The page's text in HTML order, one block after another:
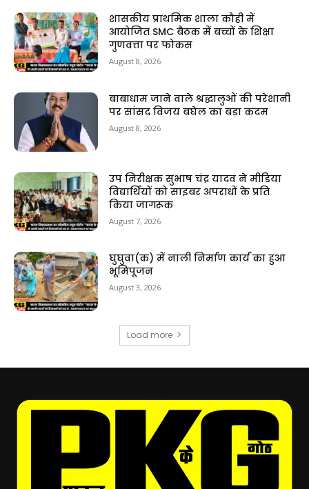
शासकीय प्राथमिक शाला कौही में
आयोजित SMC बैठक में बच्चों के शिक्षा
गुणवत्ता पर फोकस
August 8, 2026
बाबाधाम जाने वाले श्रद्धालुओं की परेशानी
पर सांसद विजय बघेल का बड़ा कदम
August 8, 2026
उप निरीक्षक सुभाष चंद्र यादव ने मीडिया
विद्यार्थियों को साइबर अपराधों के प्रति
किया जागरूक
August 7, 2026
घुघुवा(क) में नाली निर्माण कार्य का हुआ
भूमिपूजन
August 3, 2026
Load more